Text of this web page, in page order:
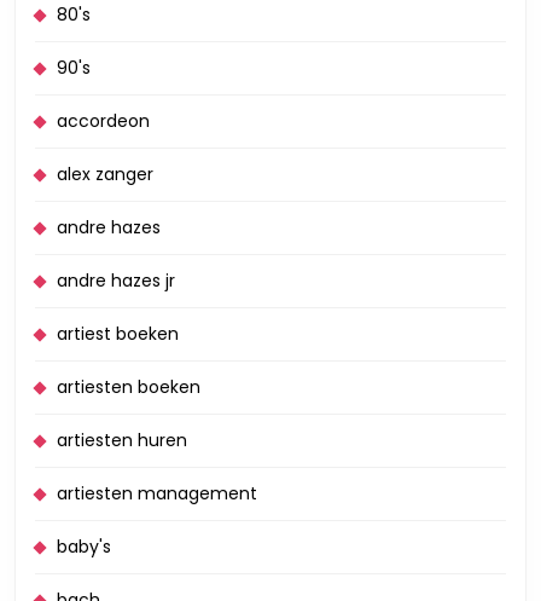
80's
90's
accordeon
alex zanger
andre hazes
andre hazes jr
artiest boeken
artiesten boeken
artiesten huren
artiesten management
baby's